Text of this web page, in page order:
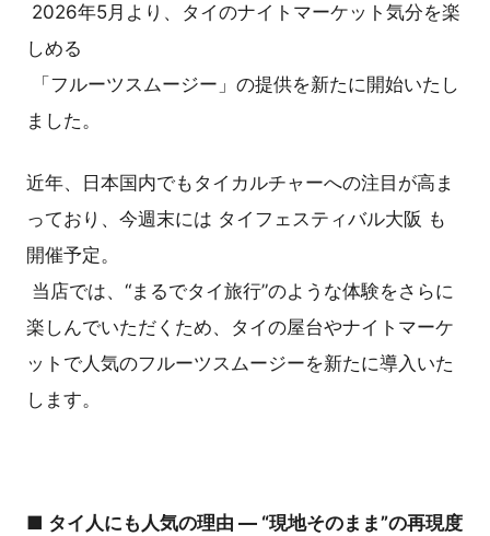
2026年5月より、タイのナイトマーケット気分を楽
しめる
「フルーツスムージー」の提供を新たに開始いたし
ました。
近年、日本国内でもタイカルチャーへの注目が高ま
っており、今週末には タイフェスティバル大阪 も
開催予定。
当店では、“まるでタイ旅行”のような体験をさらに
楽しんでいただくため、タイの屋台やナイトマーケ
ットで人気のフルーツスムージーを新たに導入いた
します。
■ タイ人にも人気の理由 ― “現地そのまま”の再現度